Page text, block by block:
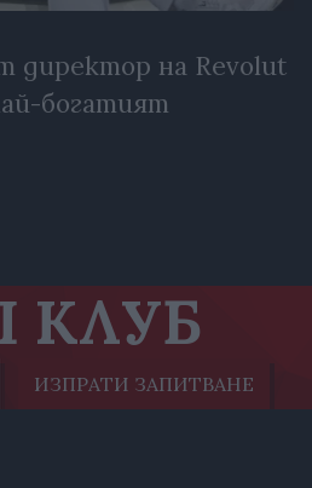
директор на Revolut
богатият
КЛУБ
ИЗПРАТИ ЗАПИТВАНЕ